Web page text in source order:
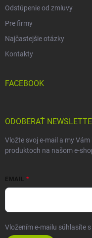
Odstúpenie od zmluvy
Pre firmy
Najčastejšie otázky
Kontakty
FACEBOOK
ODOBERAŤ
Vložte svoj e-mail a my
produktoch na našom e-
EMAIL
Vložením e-mailu súhlasíte s